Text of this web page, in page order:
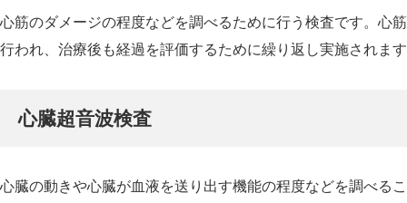
心筋のダメージの程度などを調べるために行う検査です。心
行われ、治療後も経過を評価するために繰り返し実施されま
心臓超音波検査
心臓の動きや心臓が血液を送り出す機能の程度などを調べる